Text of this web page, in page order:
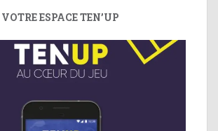
ESPACE TEN’UP